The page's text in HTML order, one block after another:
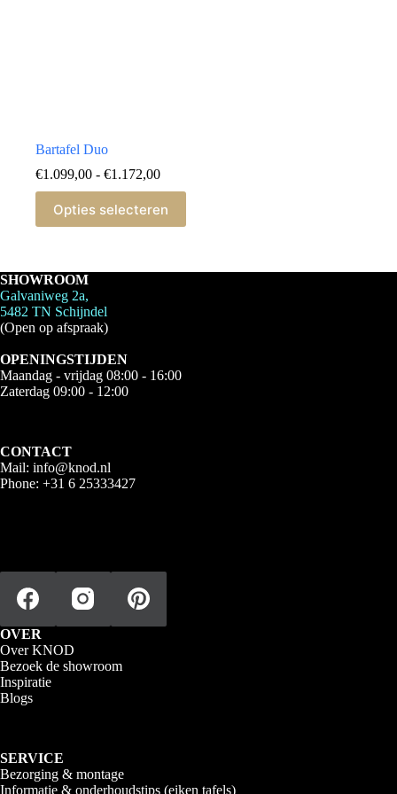
Bartafel Duo
€1.099,00 - €1.172,00Prijsklasse:
€1.099,00
tot
Opties selecteren
Dit
product
heeft
Deze
optie
kan
gekozen
op
de
productpagina
SHOWROOM
Galvaniweg 2a,
5482 TN Schijndel
(Open op afspraak)
OPENINGSTIJDEN
Maandag - vrijdag 08:00 - 16:00
Zaterdag 09:00 - 12:00
CONTACT
Mail: info@knod.nl
Phone: +31 6 25333427
OVER
Over KNOD
Bezoek de showroom
Inspiratie
Blogs
SERVICE
Bezorging & montage
Informatie & onderhoudstips (eiken tafels)